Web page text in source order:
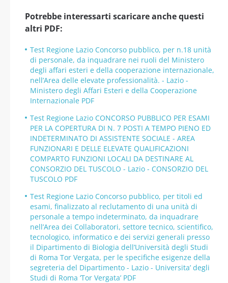
Potrebbe interessarti scaricare anche questi
altri PDF:
Test Regione Lazio Concorso pubblico, per n.18 unità
di personale, da inquadrare nei ruoli del Ministero
degli affari esteri e della cooperazione internazionale,
nell’Area delle elevate professionalità. - Lazio -
Ministero degli Affari Esteri e della Cooperazione
Internazionale PDF
Test Regione Lazio CONCORSO PUBBLICO PER ESAMI
PER LA COPERTURA DI N. 7 POSTI A TEMPO PIENO ED
INDETERMINATO DI ASSISTENTE SOCIALE - AREA
FUNZIONARI E DELLE ELEVATE QUALIFICAZIONI
COMPARTO FUNZIONI LOCALI DA DESTINARE AL
CONSORZIO DEL TUSCOLO - Lazio - CONSORZIO DEL
TUSCOLO PDF
Test Regione Lazio Concorso pubblico, per titoli ed
esami, finalizzato al reclutamento di una unità di
personale a tempo indeterminato, da inquadrare
nell’Area dei Collaboratori, settore tecnico, scientifico,
tecnologico, informatico e dei servizi generali presso
il Dipartimento di Biologia dell’Università degli Studi
di Roma Tor Vergata, per le specifiche esigenze della
segreteria del Dipartimento - Lazio - Universita’ degli
Studi di Roma ‘Tor Vergata’ PDF